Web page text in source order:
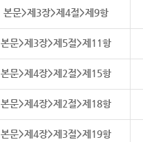
본문>제3장>제4절>제9항
본문>제3장>제5절>제11항
본문>제4장>제2절>제15항
본문>제4장>제2절>제18항
본문>제4장>제3절>제19항